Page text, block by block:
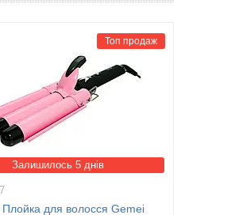
Топ продаж
Залишилось 5 днів
Плойка для волосся Gemei